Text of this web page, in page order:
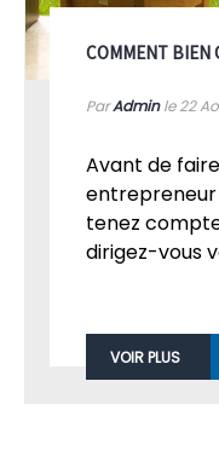
COMMENT BIEN
ParAdminle 22
Avant de
tenez
dirigez-vous
VOIR PLUS